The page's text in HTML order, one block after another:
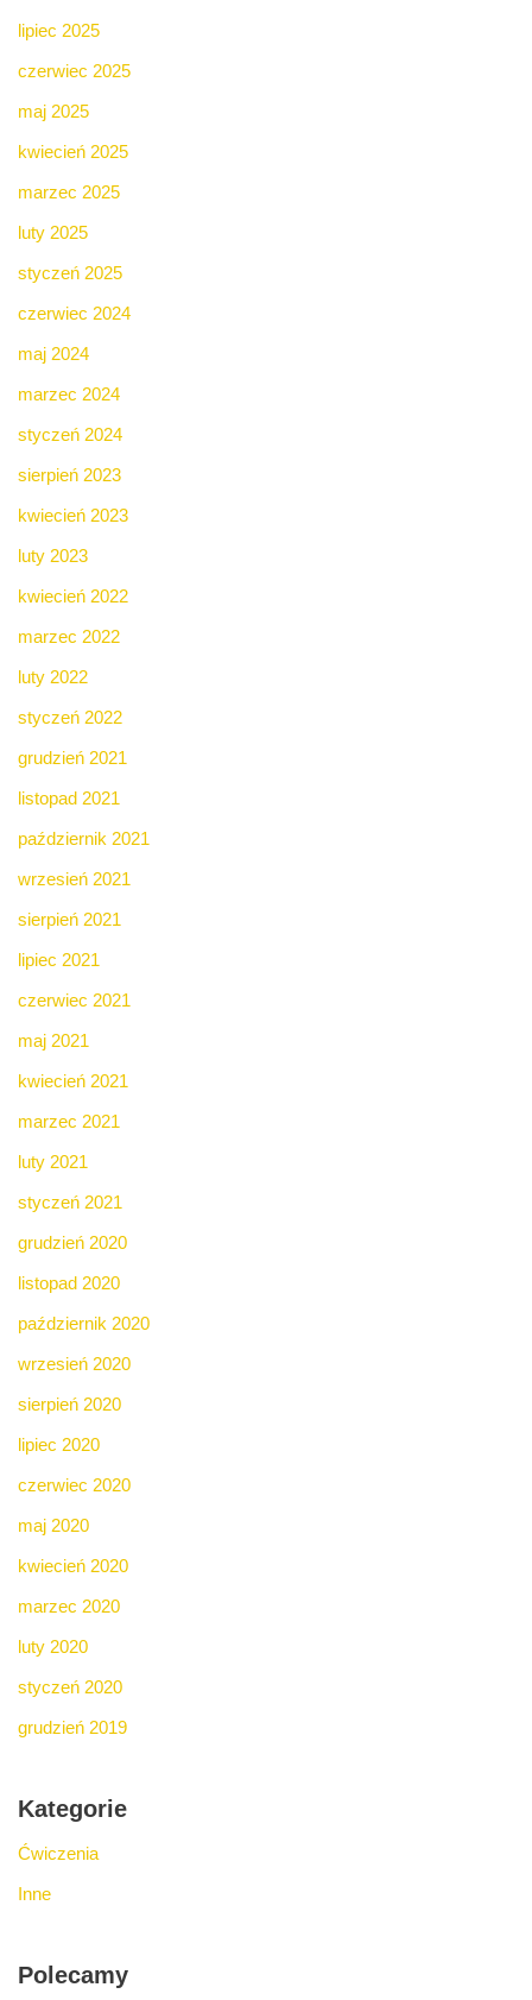
lipiec 2025
czerwiec 2025
maj 2025
kwiecień 2025
marzec 2025
luty 2025
styczeń 2025
czerwiec 2024
maj 2024
marzec 2024
styczeń 2024
sierpień 2023
kwiecień 2023
luty 2023
kwiecień 2022
marzec 2022
luty 2022
styczeń 2022
grudzień 2021
listopad 2021
październik 2021
wrzesień 2021
sierpień 2021
lipiec 2021
czerwiec 2021
maj 2021
kwiecień 2021
marzec 2021
luty 2021
styczeń 2021
grudzień 2020
listopad 2020
październik 2020
wrzesień 2020
sierpień 2020
lipiec 2020
czerwiec 2020
maj 2020
kwiecień 2020
marzec 2020
luty 2020
styczeń 2020
grudzień 2019
Kategorie
Ćwiczenia
Inne
Polecamy